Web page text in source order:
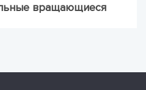
вращающиеся